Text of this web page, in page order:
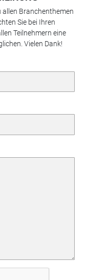
allen Branchenthemen
Sie bei Ihren
Teilnehmern eine
Vielen Dank!